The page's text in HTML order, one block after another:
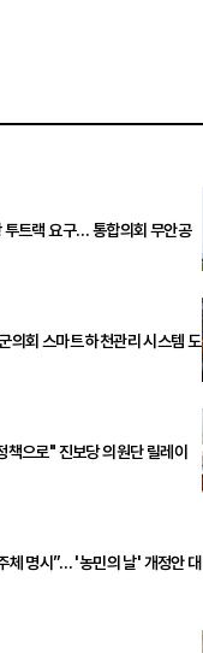
투트랙 요구… 통합의회 무안공
의회 스마트 하천관리 시스템 도
책으로" 진보당 의원단 릴레이
체 명시”… '농민의 날' 개정안 대